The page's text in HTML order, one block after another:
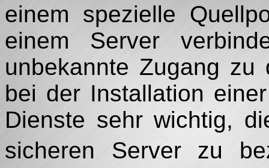
einem spezielle
einem Server
unbekannte Zugang
bei der Installation
Dienste sehr wichtig,
sicheren Server zu